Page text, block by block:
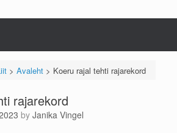
> Avaleht> Koeru rajal tehti rajarekord
rajarekord
by Janika Vingel